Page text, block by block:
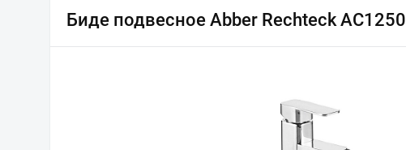
Биде подвесное Abber Rechteck AC1250